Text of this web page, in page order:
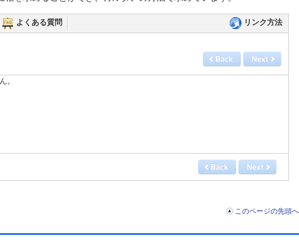
よくある質問 リンク方法
。
このページの先頭へ